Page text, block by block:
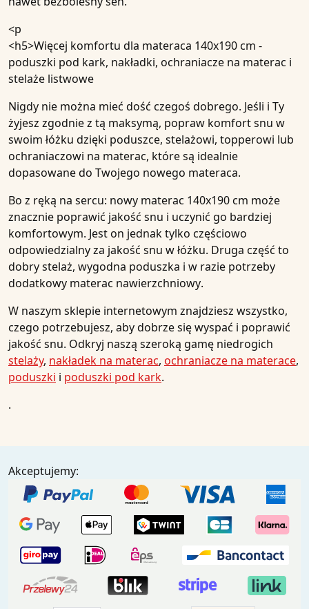
<p
<h5>Więcej komfortu dla materaca 140x190 cm -
poduszki pod kark, nakładki, ochraniacze na materac i
stelaże listwowe
Nigdy nie można mieć dość czegoś dobrego. Jeśli i Ty
żyjesz zgodnie z tą maksymą, popraw komfort snu w
swoim łóżku dzięki poduszce, stelażowi, topperowi lub
ochraniaczowi na materac, które są idealnie
dopasowane do Twojego nowego materaca.
Bo z ręką na sercu: nowy materac 140x190 cm może
znacznie poprawić jakość snu i uczynić go bardziej
komfortowym. Jest on jednak tylko częściowo
odpowiedzialny za jakość snu w łóżku. Druga część to
dobrystelaż, wygodna poduszka i w razie potrzeby
dodatkowy materac nawierzchniowy.
W naszym sklepie internetowym znajdziesz wszystko,
czego potrzebujesz, aby dobrze się wyspać i poprawić
jakość snu. Odkryj naszą szeroką gamę niedrogich
stelaży, nakładek na materac, ochraniacze na materace,
poduszki i poduszki pod kark.
.
Akceptujemy: